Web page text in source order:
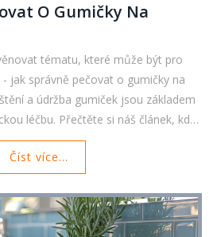
O Gumičky Na
tématu, které může být pro
jak správně pečovat o gumičky na
a údržba gumiček jsou základem
léčbu. Přečtěte si náš článek, kde
jak důsledně čistit rovnátka a
a co dělat, aby vydržely co
Číst více...